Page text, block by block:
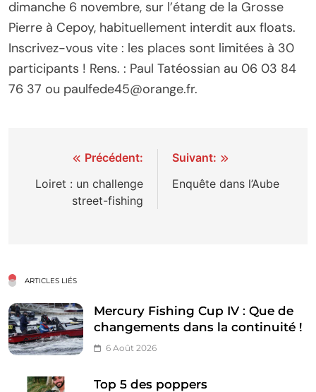
dimanche 6 novembre, sur l’étang de la Grosse
Pierre à Cepoy, habituellement interdit aux floats.
Inscrivez-vous vite : les places sont limitées à 30
participants ! Rens. : Paul Tatéossian au 06 03 84
76 37 ou paulfede45@orange.fr.
Navigation
de
l’article
Précédent:
Loiret : un challenge
street-fishing
Suivant:
Enquête dans l’Aube
ARTICLES LIÉS
Mercury Fishing Cup IV : Que de
changements dans la continuité !
6 Août 2026
Top 5 des poppers